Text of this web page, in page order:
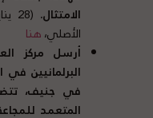
الامتثال.
الأصلي،هنا
أرسل مركز
البرلمانيين
في جنيف،
المتعمد